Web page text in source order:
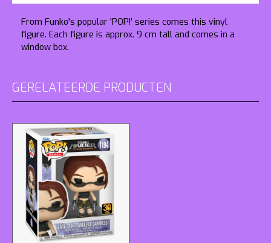
From Funko's popular 'POP!' series comes this vinyl
figure. Each figure is approx. 9 cm tall and comes in a
window box.
GERELATEERDE PRODUCTEN